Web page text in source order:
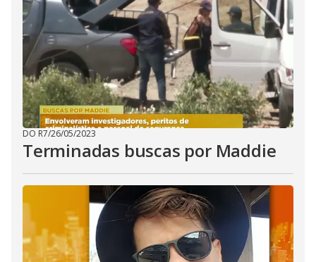
DO R7/26/05/2023
Terminadas buscas por Maddie